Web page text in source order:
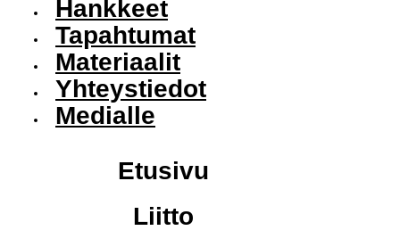
Hankkeet
Tapahtumat
Materiaalit
Yhteystiedot
Medialle
Etusivu
Liitto